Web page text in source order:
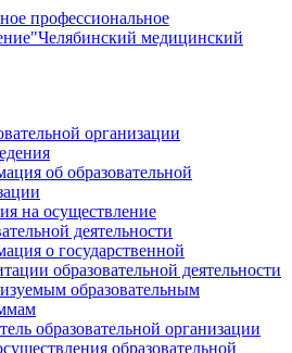
профессиональное
"Челябинский медицинский
организации
об образовательной
на осуществление
деятельности
о государственной
образовательной деятельности
образовательным
образовательной организации
образовательной